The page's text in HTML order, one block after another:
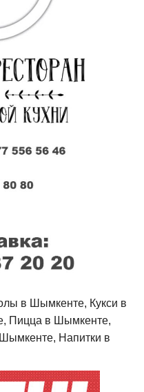
в Шымкенте, Кукси в
Пицца в Шымкенте,
Напитки в